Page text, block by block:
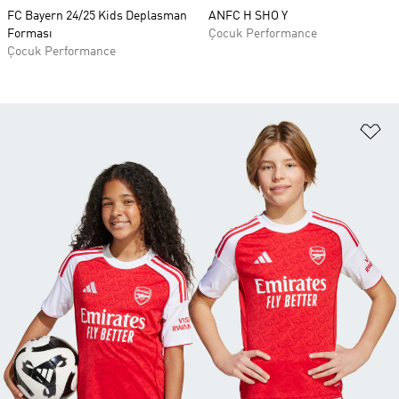
FC Bayern 24/25 Kids Deplasman
Forması
Çocuk Performance
ANFC H SHO Y
Çocuk Performance